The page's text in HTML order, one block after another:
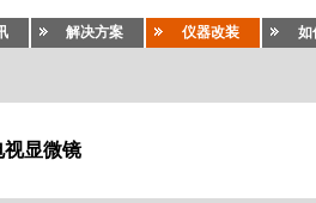
解决方案 仪器改装 如
视显微镜